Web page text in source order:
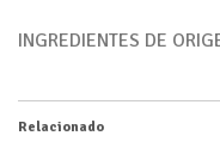
INGREDIENTES DE
Relacionado